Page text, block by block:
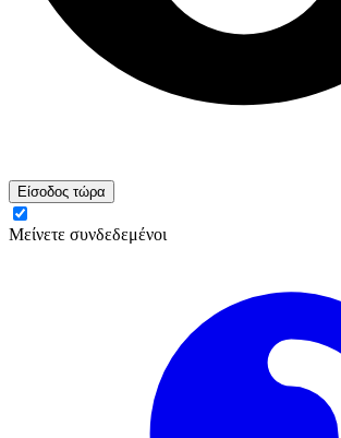
Είσοδος τώρα
Μείνετε συνδεδεμένοι